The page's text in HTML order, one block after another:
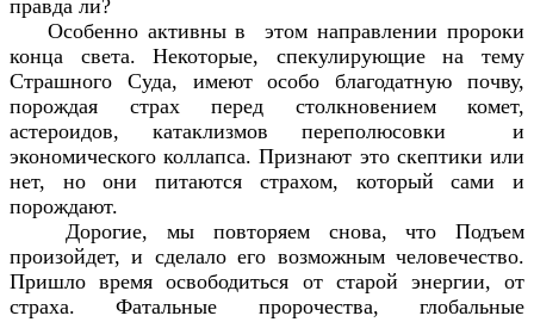
правда ли?
Особенно активны в этом направлении пророки
конца света. Некоторые, спекулирующие на тему
Страшного Суда, имеют особо благодатную почву,
порождая страх перед столкновением комет,
астероидов, катаклизмов переполюсовки и
экономического коллапса. Признают это скептики или
нет, но они питаются страхом, который сами и
порождают.
Дорогие, мы повторяем снова, что Подъем
произойдет, и сделало его возможным человечество.
Пришло время освободиться от старой энергии, от
страха. Фатальные пророчества, глобальные